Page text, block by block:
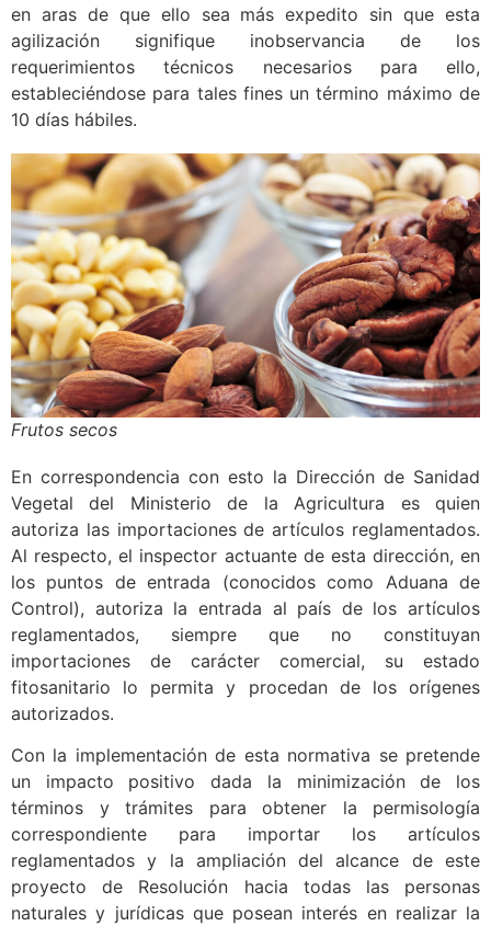
en aras de que ello sea más expedito sin que esta
agilización signifique inobservancia de los
requerimientos técnicos necesarios para ello,
estableciéndose para tales fines un término máximo de
10 días hábiles.
Frutos secos
En correspondencia con esto la Dirección de Sanidad
Vegetal del Ministerio de la Agricultura es quien
autoriza las importaciones de artículos reglamentados.
Al respecto, el inspector actuante de esta dirección, en
los puntos de entrada (conocidos como Aduana de
Control), autoriza la entrada al país de los artículos
reglamentados, siempre que no constituyan
importaciones de carácter comercial, su estado
fitosanitario lo permita y procedan de los orígenes
autorizados.
Con la implementación de esta normativa se pretende
un impacto positivo dada la minimización de los
términos y trámites para obtener la permisología
correspondiente para importar los artículos
reglamentados y la ampliación del alcance de este
proyecto de Resolución hacia todas las personas
naturales y jurídicas que posean interés en realizar la